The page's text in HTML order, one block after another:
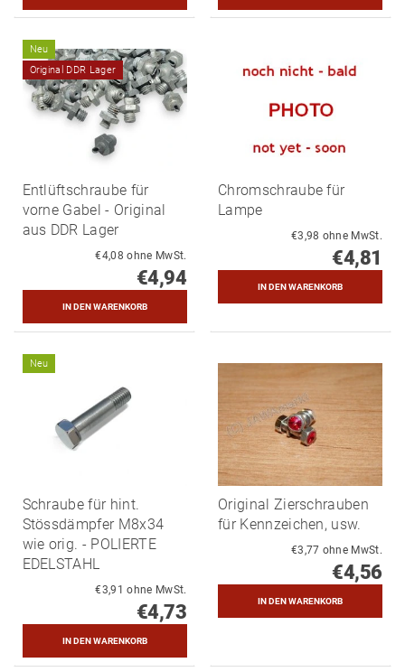
Neu
Original DDR Lager
Entlüftschraube für
vorne Gabel - Original
aus DDR Lager
€4,08 ohne MwSt.
€4,94
Chromschraube für
Lampe
€3,98 ohne MwSt.
€4,81
Neu
Schraube für hint.
Stössdämpfer M8x34
wie orig. - POLIERTE
EDELSTAHL
€3,91 ohne MwSt.
€4,73
Original Zierschrauben
für Kennzeichen, usw.
€3,77 ohne MwSt.
€4,56